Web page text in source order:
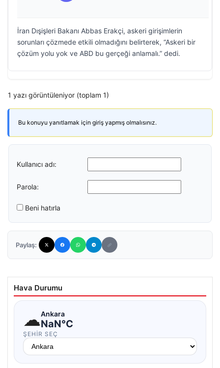
İran Dışişleri Bakanı Abbas Erakçi, askeri girişimlerin
sorunları çözmede etkili olmadığını belirterek, “Askeri bir
çözüm yolu yok ve ABD bu gerçeği anlamalı.” dedi.
1 yazı görüntüleniyor (toplam 1)
Bu konuyu yanıtlamak için giriş yapmış olmalısınız.
Kullanıcı adı:
Parola:
Beni hatırla
Paylaş:
Hava Durumu
☁Ankara
NaN°C
ŞEHIR SEÇ